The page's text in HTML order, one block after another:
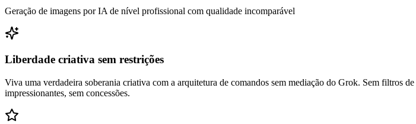
Geração de imagens por IA de nível profissional com qualidade incomparável
Liberdade criativa sem restrições
Viva uma verdadeira soberania criativa com a arquitetura de comandos sem mediação do Grok. Sem filtros
impressionantes, sem concessões.